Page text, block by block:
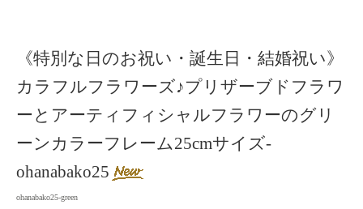
《特別な日のお祝い・誕生日・結婚祝い》
カラフルフラワーズ♪プリザーブドフラワ
ーとアーティフィシャルフラワーのグリ
ーンカラーフレーム25cmサイズ-
ohanabako25
ohanabako25-green